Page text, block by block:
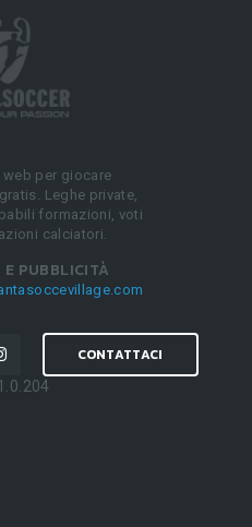
web per giocare
Leghe private,
formazioni, voti
calciatori.
E PUBBLICITÀ
CONTATTACI